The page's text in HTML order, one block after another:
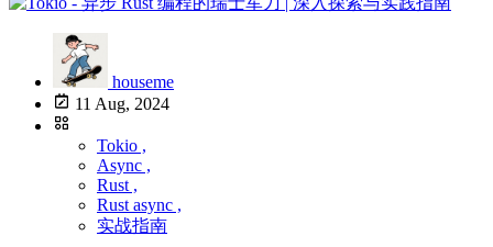
houseme
11 Aug, 2024
Tokio ,
Async ,
Rust ,
Rust async ,
实战指南